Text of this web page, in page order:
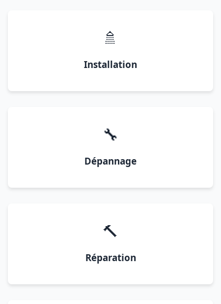
🚿
Installation
🔧
Dépannage
🔨
Réparation